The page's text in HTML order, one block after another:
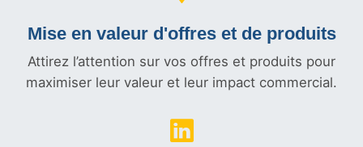
Mise en valeur d'offres et de produits
Attirez l’attention sur vos offres et produits pour
maximiser leur valeur et leur impact commercial.